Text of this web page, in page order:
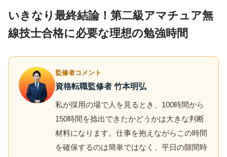
いきなり最終結論！第二級アマチュア無
線技士合格に必要な理想の勉強時間
監修者コメント
資格転職監修者 竹本明弘
私が採用の場で人を見るとき、100時間から
150時間を捻出できたかどうかは大きな判断
材料になります。仕事を抱えながらこの時間
を確保するのは簡単ではなく、平日の隙間時